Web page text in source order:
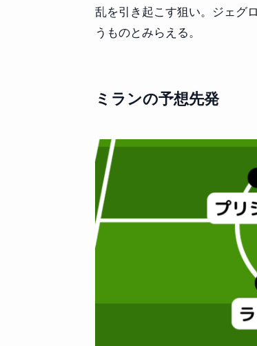
乱を引き起こす狙い。ジェグ
うものとみらえる。
ミランの予想先発